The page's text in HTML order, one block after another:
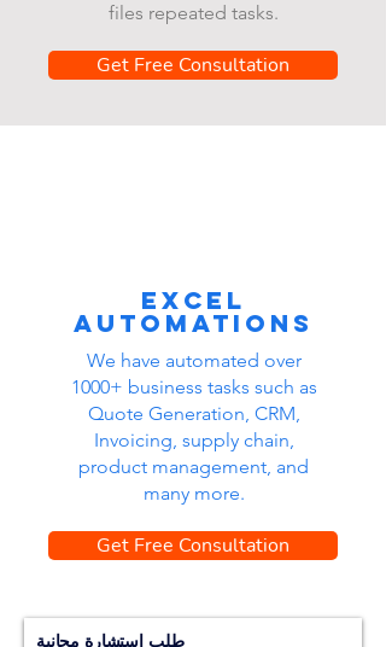
files repeated tasks.
Get Free Consultation
Excel
automations
We have automated over
1000+ business tasks such as
Quote Generation, CRM,
Invoicing, supply chain,
product management, and
many more.
Get Free Consultation
طلب استشارة مجانية